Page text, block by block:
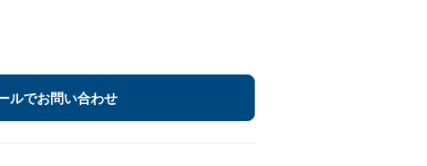
ルでお問い合わせ